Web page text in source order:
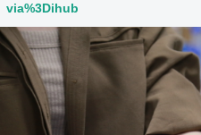
via%3Dihub